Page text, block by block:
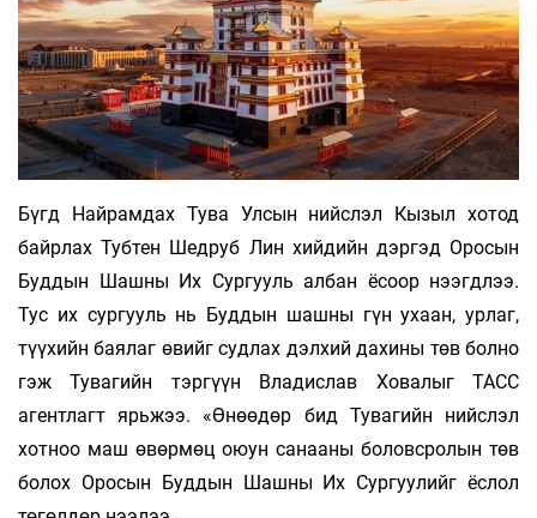
Бүгд Найрамдах Тува Улсын нийслэл Кызыл хотод
байрлах Тубтен Шедруб Лин хийдийн дэргэд Оросын
Буддын Шашны Их Сургууль албан ёсоор нээгдлээ.
Тус их сургууль нь Буддын шашны гүн ухаан, урлаг,
түүхийн баялаг өвийг судлах дэлхий дахины төв болно
гэж Тувагийн тэргүүн Владислав Ховалыг ТАСС
агентлагт ярьжээ. «Өнөөдөр бид Тувагийн нийслэл
хотноо маш өвөрмөц оюун санааны боловсролын төв
болох Оросын Буддын Шашны Их Сургуулийг ёслол